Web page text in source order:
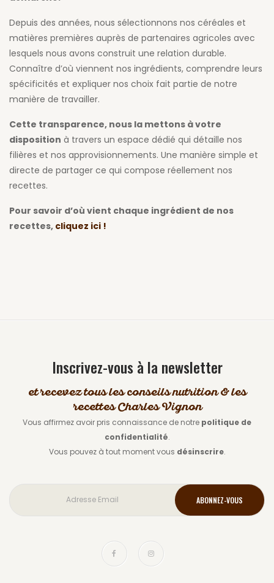
Depuis des années, nous sélectionnons nos céréales et
matières premières auprès de partenaires agricoles avec
lesquels nous avons construit une relation durable.
Connaître d’où viennent nos ingrédients, comprendre leurs
spécificités et expliquer nos choix fait partie de notre
manière de travailler.
Cette transparence, nous la mettons à votre
disposition à travers un espace dédié qui détaille nos
filières et nos approvisionnements. Une manière simple et
directe de partager ce qui compose réellement nos
recettes.
Pour savoir d’où vient chaque ingrédient de nos
recettes, cliquez ici !
Inscrivez-vous à la newsletter
et recevez tous les conseils nutrition & les
recettes Charles Vignon
Vous affirmez avoir pris connaissance de notre politique de
confidentialité.
Vous pouvez à tout moment vous désinscrire.